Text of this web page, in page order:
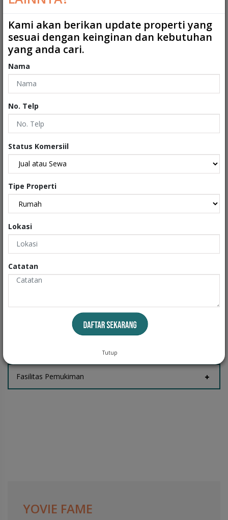
Ukuran Tanah : 90 m 2
Ukuran Bangunan
Garasi
Carport
Tipe
Sertifikat
Kondisi Properti
Interiors
Exteriors
Informasi
Tempat Jemur
Fasilitas Pemukiman
YOVIE FAME
Kami akan berikan update properti yang
sesuai dengan keinginan dan kebutuhan
yang anda cari.
Nama
No. Telp
Status Komersiil
Tipe Properti
Lokasi
Catatan
Tutup